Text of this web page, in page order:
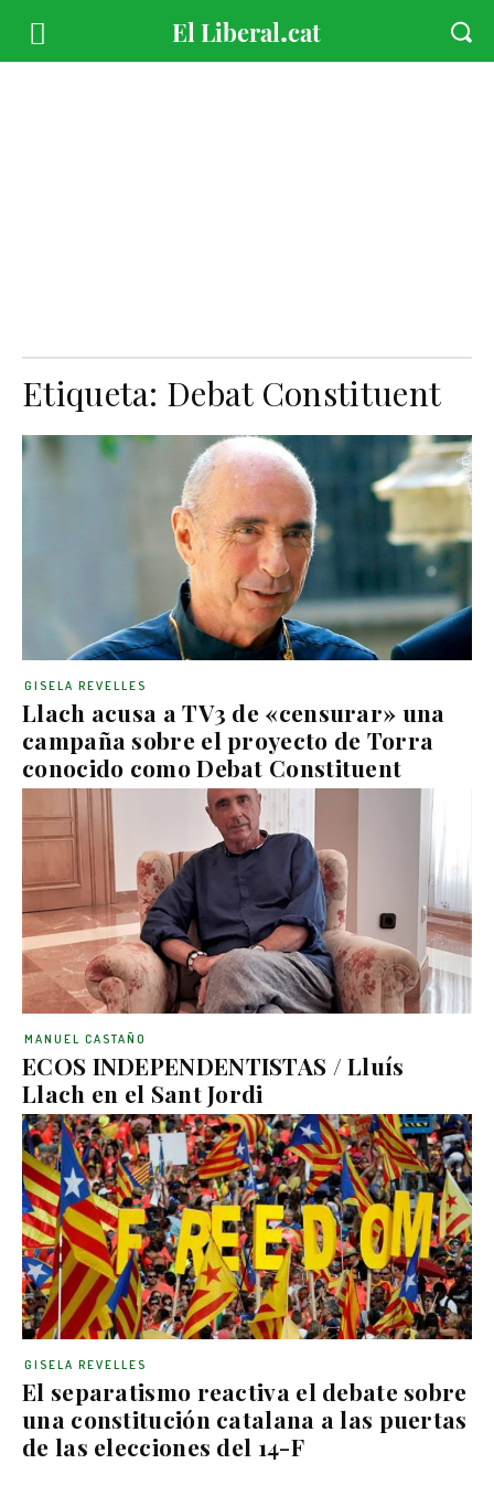
Etiqueta: Debat Constituent
Llach acusa a TV3 de «censurar» una
campaña sobre el proyecto de Torra
conocido como Debat Constituent
GISELA REVELLES
ECOS INDEPENDENTISTAS / Lluís
Llach en el Sant Jordi
MANUEL CASTAÑO
El separatismo reactiva el debate sobre
una constitución catalana a las puertas
de las elecciones del 14-F
GISELA REVELLES